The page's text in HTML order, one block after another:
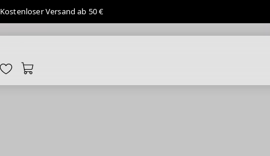
Kostenloser Versand ab 50 €